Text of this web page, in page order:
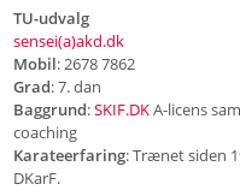
TU-udvalg
sensei(a)akd.dk
Mobil: 2678 7862
Grad: 7. dan
Baggrund:SKIF.DKA-licens
coaching
Karateerfaring: Trænet siden
DKarF.